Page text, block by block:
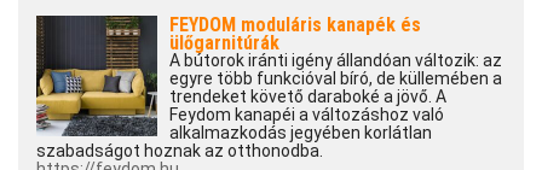
FEYDOM moduláris kanapék és
ülőgarnitúrák
A bútorok iránti igény állandóan változik: az
egyre több funkcióval bíró, de küllemében a
trendeket követő daraboké a jövő. A
Feydom kanapéi a változáshoz való
alkalmazkodás jegyében korlátlan
szabadságot hoznak az otthonodba.